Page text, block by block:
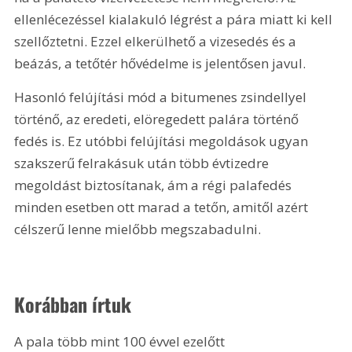
ellenlécezéssel kialakuló légrést a pára miatt ki kell
szellőztetni. Ezzel elkerülhető a vizesedés és a
beázás, a tetőtér hővédelme is jelentősen javul.
Hasonló felújítási mód a bitumenes zsindellyel
történő, az eredeti, elöregedett palára történő
fedés is. Ez utóbbi felújítási megoldások ugyan
szakszerű felrakásuk után több évtizedre
megoldást biztosítanak, ám a régi palafedés
minden esetben ott marad a tetőn, amitől azért
célszerű lenne mielőbb megszabadulni.
Korábban írtuk
A pala több mint 100 évvel ezelőtt